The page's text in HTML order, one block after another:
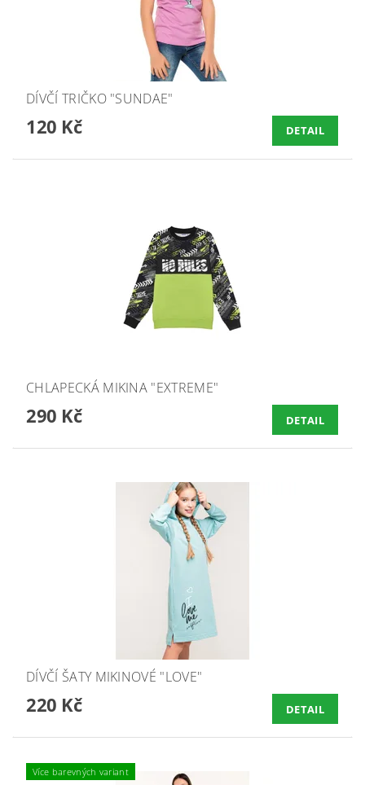
DÍVČÍ TRIČKO "SUNDAE"
120 Kč DETAIL
CHLAPECKÁ MIKINA "EXTREME"
290 Kč DETAIL
DÍVČÍ ŠATY MIKINOVÉ "LOVE"
220 Kč DETAIL
Více barevných variant